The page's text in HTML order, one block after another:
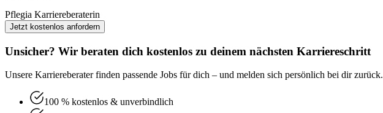
Pflegia Karriereberaterin
Jetzt kostenlos anfordern
Unsicher? Wir beraten dich kostenlos zu deinem nächsten Karriereschritt
Unsere Karriereberater finden passende Jobs für dich – und melden sich persönlich bei dir zurück.
100 % kostenlos & unverbindlich